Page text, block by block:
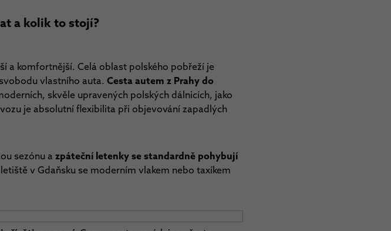
a kolik to stojí?
a komfortnější. Celá oblast polského pobřeží je
vlastního auta. Cesta autem z Prahy do
skvěle upravených polských dálnicích, jako
je absolutní flexibilita při objevování zapadlých
sezónu a zpáteční letenky se standardně pohybují
v Gdaňsku se moderním vlakem nebo taxíkem